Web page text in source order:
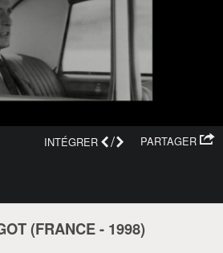
PARTAGER
INTÉGRER /
(FRANCE- 1998)